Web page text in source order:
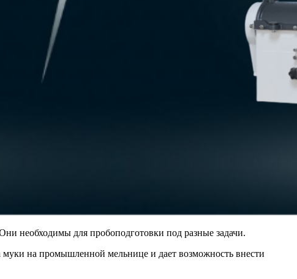
необходимы для пробоподготовки под разные задачи.
на промышленной мельнице и дает возможность внести